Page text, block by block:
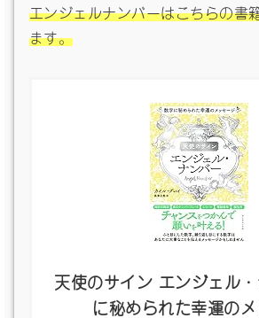
エンジェルナンバーはこちらの書
ます。
天使のサイン エンジェル
に秘められた幸運の